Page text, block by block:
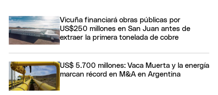
Vicuña financiará obras públicas por
US$250 millones en San Juan antes de
extraer la primera tonelada de cobre
US$ 5.700 millones: Vaca Muerta y la energía
marcan récord en M&A en Argentina